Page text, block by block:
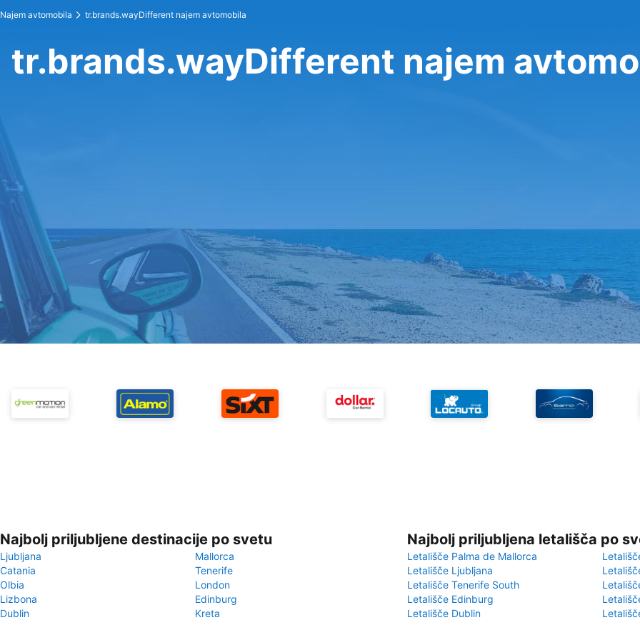
Najem avtomobila tr.brands.wayDifferent najem avtomobila
tr.brands.wayDifferent najem
Najbolj priljubljene destinacije po svetu
Ljubljana
Mallorca
Catania
Tenerife
Olbia
London
Lizbona
Edinburg
Dublin
Kreta
Najbolj priljubljena letališča po
Letališče Palma de Mallorca
Letališče Ljubljana
Letališče Tenerife South
Letališče Edinburg
Letališče Dublin